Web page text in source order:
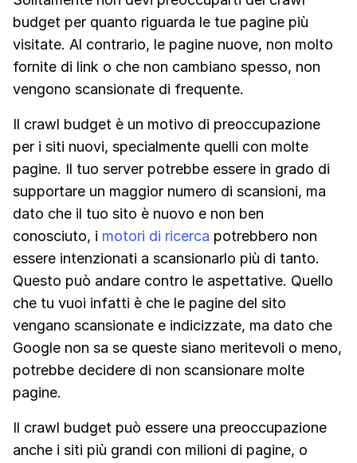
budget per quanto riguarda le tue pagine più
visitate. Al contrario, le pagine nuove, non molto
fornite di link o che non cambiano spesso, non
vengono scansionate di frequente.
Il crawl budget è un motivo di preoccupazione
per i siti nuovi, specialmente quelli con molte
pagine. Il tuo server potrebbe essere in grado di
supportare un maggior numero di scansioni, ma
dato che il tuo sito è nuovo e non ben
conosciuto, i motori di ricerca potrebbero non
essere intenzionati a scansionarlo più di tanto.
Questo può andare contro le aspettative. Quello
che tu vuoi infatti è che le pagine del sito
vengano scansionate e indicizzate, ma dato che
Google non sa se queste siano meritevoli o meno,
potrebbe decidere di non scansionare molte
pagine.
Il crawl budget può essere una preoccupazione
anche i siti più grandi con milioni di pagine, o